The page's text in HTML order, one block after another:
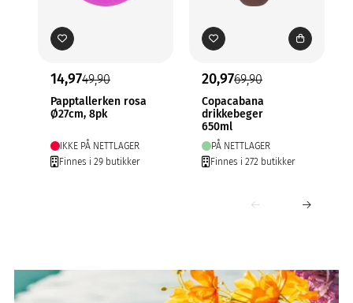
14,9749,90
Papptallerken rosa
Ø27cm, 8pk
IKKE PÅ NETTLAGER
Finnes i 29 butikker
20,9769,90
Copacabana
drikkebeger
650ml
PÅ NETTLAGER
Finnes i 272 butikker